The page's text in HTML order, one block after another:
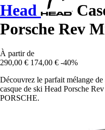
Head
Porsche Rev
À partir de
290,00 € 174,00 € -40%
Découvrez le parfait mélange
casque de ski Head Porsche
PORSCHE.